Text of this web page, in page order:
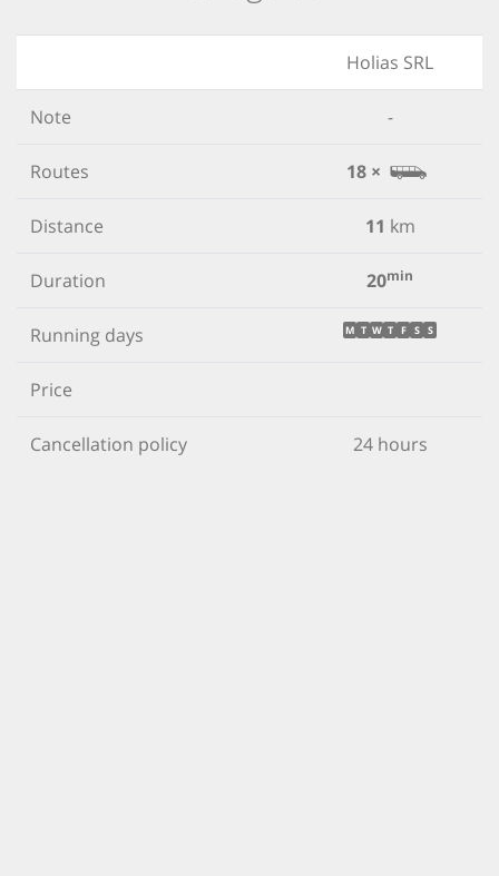
Holias SRL
Note -
Routes 18 ×
Distance 11 km
Duration 20min
Running days M T W T F S S
Price
Cancellation policy 24 hours